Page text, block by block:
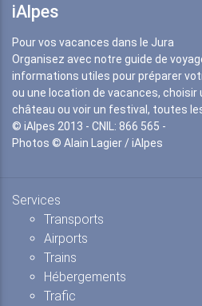
iAlpes
Pour vos vacances dans le Jura
Organisez avec notre guide de
informations utiles pour préparer
ou une location de vacances,
château ou voir un festival, toutes
© iAlpes 2013 - CNIL: 866 565 -
Photos © Alain Lagier / iAlpes
Services
Transports
Airports
Trains
Hébergements
Trafic